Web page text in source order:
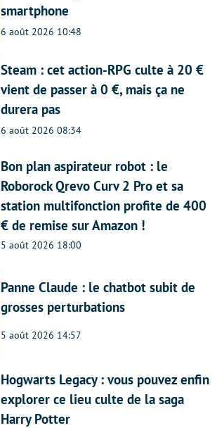
smartphone
6 août 2026 10:48
Steam : cet action-RPG culte à 20 €
vient de passer à 0 €, mais ça ne
durera pas
6 août 2026 08:34
Bon plan aspirateur robot : le
Roborock Qrevo Curv 2 Pro et sa
station multifonction profite de 400
€ de remise sur Amazon !
5 août 2026 18:00
Panne Claude : le chatbot subit de
grosses perturbations
5 août 2026 14:57
Hogwarts Legacy : vous pouvez enfin
explorer ce lieu culte de la saga
Harry Potter